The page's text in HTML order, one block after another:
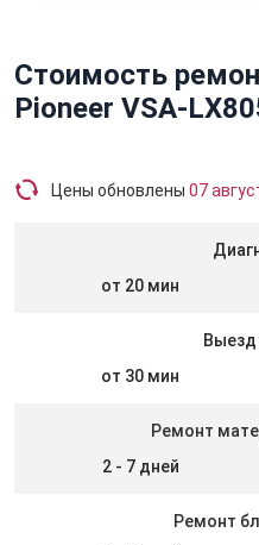
Стоимость
Pioneer VSA-
Цены обновлены 07
от 20 мин
Выезд
от 30 мин
Ремонт
2 - 7 дней
Ремонт